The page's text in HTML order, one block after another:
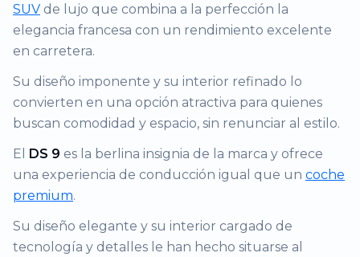
SUV de lujo que combina a la perfección la
elegancia francesa con un rendimiento excelente
en carretera.
Su diseño imponente y su interior refinado lo
convierten en una opción atractiva para quienes
buscan comodidad y espacio, sin renunciar al estilo.
El DS 9 es la berlina insignia de la marca y ofrece
una experiencia de conducción igual que un coche
premium.
Su diseño elegante y su interior cargado de
tecnología y detalles le han hecho situarse al